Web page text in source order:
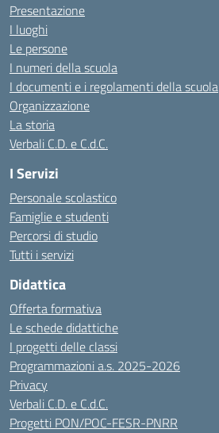
Presentazione
I luoghi
Le persone
I numeri della scuola
I documenti e i regolamenti della scuola
Organizzazione
La storia
Verbali C.D. e C.d.C.
I Servizi
Personale scolastico
Famiglie e studenti
Percorsi di studio
Tutti i servizi
Didattica
Offerta formativa
Le schede didattiche
I progetti delle classi
Programmazioni a.s. 2025-2026
Privacy
Verbali C.D. e C.d.C.
Progetti PON/POC-FESR-PNRR